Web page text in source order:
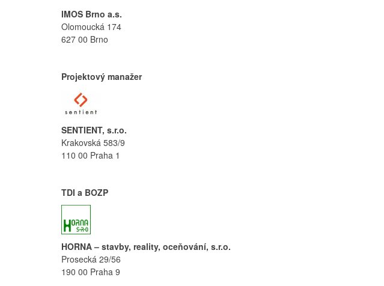
IMOS Brno a.s.
Olomoucká 174
627 00 Brno
Projektový manažer
SENTIENT, s.r.o.
Krakovská 583/9
110 00 Praha 1
TDI a BOZP
HORNA – stavby, reality, oceňování, s.r.o.
Prosecká 29/56
190 00 Praha 9